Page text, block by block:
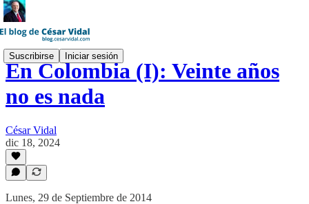
Suscribirse Iniciar sesión
En Colombia (I): Veinte años
no es nada
César Vidal
dic 18, 2024
Lunes, 29 de Septiembre de 2014